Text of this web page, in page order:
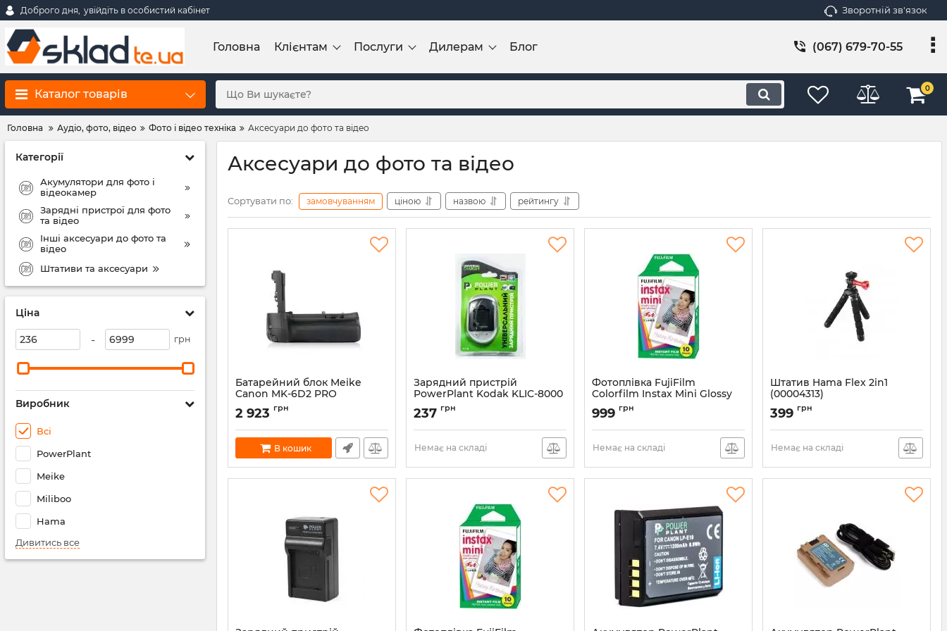
Доброго дня, увійдіть в особистий кабінет Зворотній зв'язок
Головна Клієнтам Послуги Дилерам Блог (067) 679-70-55
Каталог товарів 0
Головна Аудіо, фото, відео Фото і відео техніка Аксесуари до фото та відео
Категорії
Акумулятори для фото і
відеокамер
Зарядні пристрої для фото
та відео
Інші аксесуари до фото та
відео
Штативи та аксесуари
Ціна
- грн
Виробник
Всі
PowerPlant
Meike
Miliboo
Hama
Дивитись все
Аксесуари до фото та відео
Сортувати по: замовчуванням ціною назвою рейтингу
Батарейний блок Meike
Canon MK-6D2 PRO
(BG950096)
Артикул:
2 923 грн
В кошик
Зарядний пристрій
PowerPlant Kodak KLIC-8000
(DV00DV2155)
Артикул:
237 грн
Немає на складі
Фотоплівка FujiFilm
Colorfilm Instax Mini Glossy
2х10л (16567828)
Артикул:
999 грн
Немає на складі
Штатив Hama Flex 2in1
(00004313)
Артикул: 00004313
399 грн
Немає на складі